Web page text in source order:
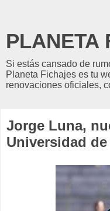
PLANETA
Si estás cansado de
Planeta Fichajes es tu
renovaciones oficiales,
Jorge Luna,
Universidad